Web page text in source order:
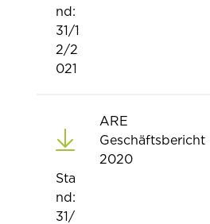
nd:
31/1
2/2
021
ARE
Geschäftsbericht
2020
Sta
nd:
31/